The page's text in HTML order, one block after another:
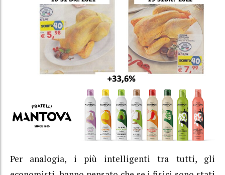
Per analogia, i più intelligenti tra tutti, gli